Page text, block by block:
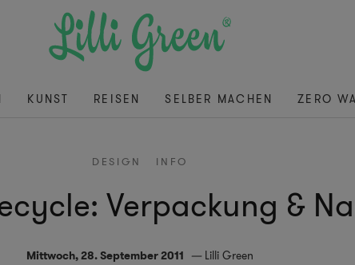
KUNST REISEN SELBER MACHEN ZERO
DESIGN INFO
Verpackung &
Mittwoch, 28. September 2011 Lilli Green